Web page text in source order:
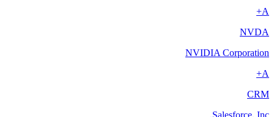
A+
NVDA
NVIDIA Corporation
A+
CRM
Salesforce, Inc.